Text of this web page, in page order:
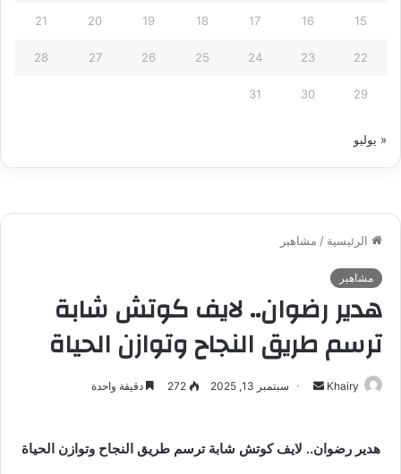
15
16
17
18
19
20
21
22
23
24
25
26
27
28
29
30
31
« يوليو